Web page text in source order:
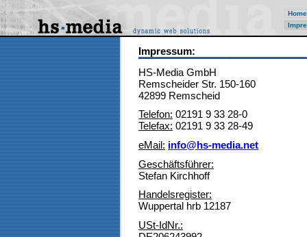
Home
Impressum:
HS-Media GmbH
Remscheider Str. 150-160
42899 Remscheid
Telefon: 02191 9 33 28-0
Telefax: 02191 9 33 28-49
eMail: info@hs-media.net
Geschäftsführer:
Stefan Kirchhoff
Handelsregister:
Wuppertal hrb 12187
USt-IdNr.: